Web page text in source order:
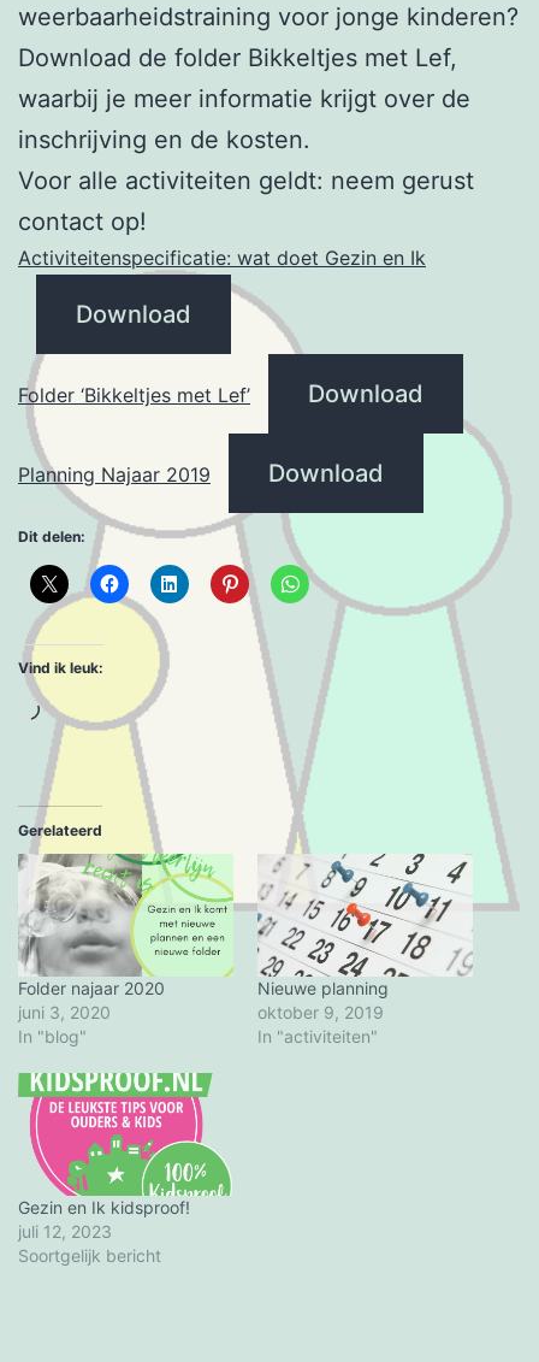
weerbaarheidstraining voor jonge kinderen?
Download de folder Bikkeltjes met Lef,
waarbij je meer informatie krijgt over de
inschrijving en de kosten.
Voor alle activiteiten geldt: neem gerust
contact op!
Activiteitenspecificatie: wat doet Gezin en Ik
Download
Folder ‘Bikkeltjes met Lef’ Download
Planning Najaar 2019 Download
Dit delen:
Vind ik leuk:
Aan
het
laden...
Gerelateerd
Folder najaar 2020
juni 3, 2020
In "blog"
Nieuwe planning
oktober 9, 2019
In "activiteiten"
Gezin en Ik kidsproof!
juli 12, 2023
Soortgelijk bericht